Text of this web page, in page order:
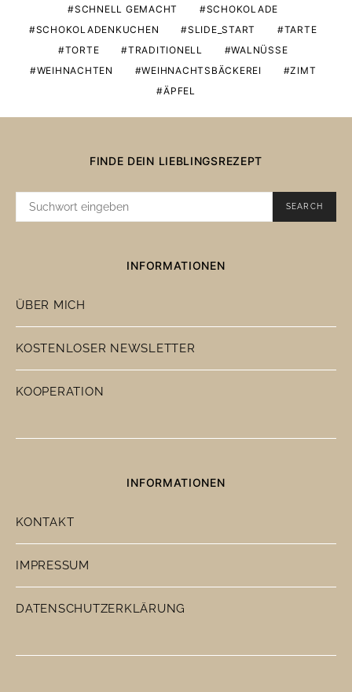
SCHNELL GEMACHT
SCHOKOLADE
SCHOKOLADENKUCHEN
SLIDE_START
TARTE
TORTE
TRADITIONELL
WALNÜSSE
WEIHNACHTEN
WEIHNACHTSBÄCKEREI
ZIMT
ÄPFEL
FINDE DEIN LIEBLINGSREZEPT
SUCHE
SEARCH
INFORMATIONEN
ÜBER MICH
KOSTENLOSER NEWSLETTER
KOOPERATION
INFORMATIONEN
KONTAKT
IMPRESSUM
DATENSCHUTZERKLÄRUNG